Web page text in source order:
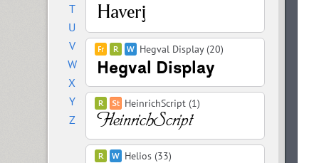
T
U
V
W
X
Y
Z
Hegval Display (20)
HeinrichScript (1)
Helios (33)